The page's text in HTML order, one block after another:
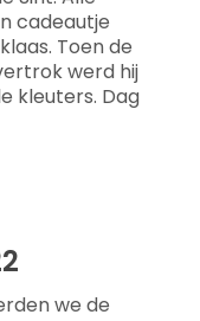
cadeautje
Toen de
werd hij
kleuters. Dag
we de